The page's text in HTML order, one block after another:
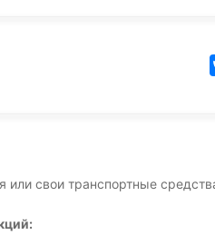
свои транспортные